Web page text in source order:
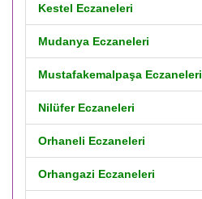
Kestel Eczaneleri
Mudanya Eczaneleri
Mustafakemalpaşa Eczaneleri
Nilüfer Eczaneleri
Orhaneli Eczaneleri
Orhangazi Eczaneleri